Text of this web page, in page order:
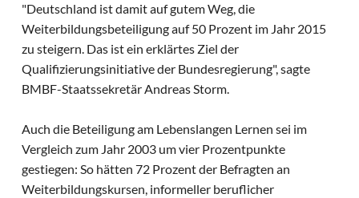
"Deutschland ist damit auf gutem Weg, die
Weiterbildungsbeteiligung auf 50 Prozent im Jahr 2015
zu steigern. Das ist ein erklärtes Ziel der
Qualifizierungsinitiative der Bundesregierung", sagte
BMBF-Staatssekretär Andreas Storm.
Auch die Beteiligung am Lebenslangen Lernen sei im
Vergleich zum Jahr 2003 um vier Prozentpunkte
gestiegen: So hätten 72 Prozent der Befragten an
Weiterbildungskursen, informeller beruflicher